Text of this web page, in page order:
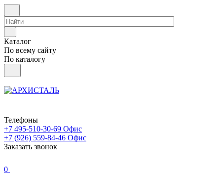
Каталог
По всему сайту
По каталогу
Телефоны
+7 495-510-30-69 Офис
+7 (926) 559-84-46 Офис
Заказать звонок
0